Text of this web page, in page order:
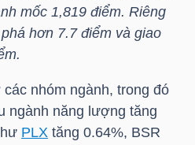
mốc 1,819 điểm. Riêng
hơn 7.7 điểm và giao
nhóm ngành, trong đó
ngành năng lượng tăng
PLX tăng 0.64%, BSR